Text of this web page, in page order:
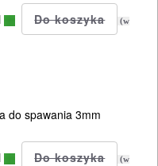
(w
do spawania 3mm
(w